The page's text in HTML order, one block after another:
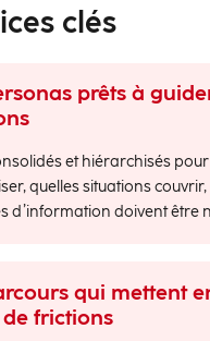
clés
prêts à
et hiérarchisés
quelles situations couvrir,
d’information doivent être
qui mettent
frictions